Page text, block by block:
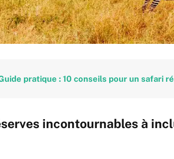
pratique : 10 conseils pour un safari
incontournables à